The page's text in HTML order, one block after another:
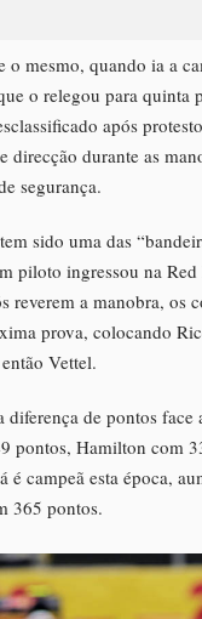
o mesmo, quando ia a
o relegou para
após
direcção durante as
segurança.
sido uma das
piloto ingressou na
reverem a manobra, os
prova, colocando
Vettel.
de pontos face
pontos, Hamilton com
campeã esta época,
365 pontos.